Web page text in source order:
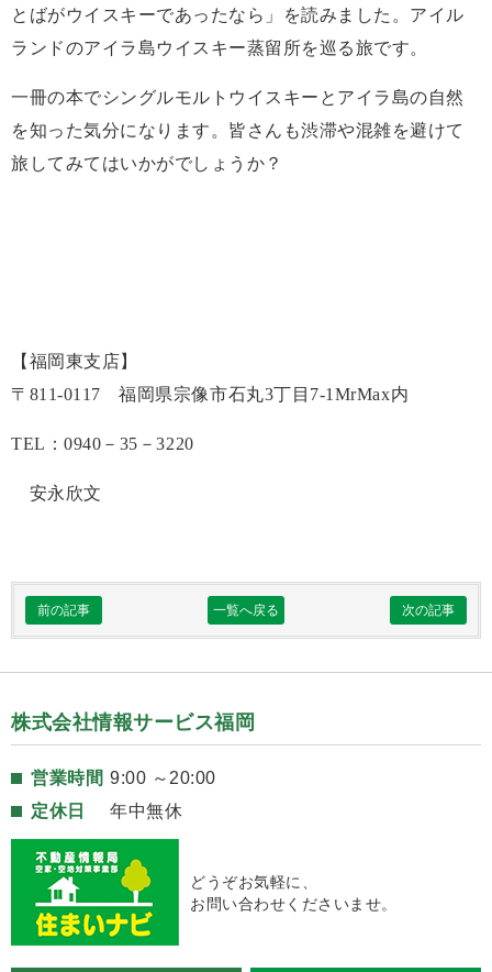
とばがウイスキーであったなら」を読みました。アイル
ランドのアイラ島ウイスキー蒸留所を巡る旅です。
一冊の本でシングルモルトウイスキーとアイラ島の自然
を知った気分になります。皆さんも渋滞や混雑を避けて
旅してみてはいかがでしょうか？
【福岡東支店】
〒 811-0117 福岡県宗像市石丸3丁目 7-1MrMax内
TEL ：0940 － 35 －3220
安永欣文
前の記事 一覧へ戻る 次の記事
株式会社情報サービス福岡
営業時間 9:00 ～20:00
定休日
年中無休
どうぞお気軽に、
お問い合わせくださいませ。